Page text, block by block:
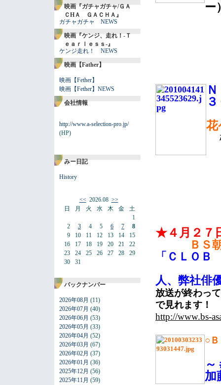
映画『ガチャガチャ/ＧＡ
ＣHＡ ＧＡＣＨＡ』
ガチャガチャ NEWS
映画『ケンジ、走れ！-Ｔ
ｅａｒｌｅｓｓ-』
ケンジ走れ！ NEWS
映画【Father】
映画【Fether】
映画【Fether】NEWS
会社情報
http://www.a-selection-pro.jp/
(HP)
みー日記
History
<<2026.08 >>
日
2
9
16
23
30
月
3
10
17
24
31
火
4
11
18
25
水
5
12
19
26
木
6
13
20
27
金
7
14
21
28
土
1
8
15
22
29
バックナンバー
2026年08月 (11)
2026年07月 (40)
2026年06月 (53)
2026年05月 (33)
2026年04月 (52)
2026年03月 (67)
2026年02月 (37)
2026年01月 (36)
2025年12月 (56)
2025年11月 (59)
ー
★４月２７
ＢＳ
「ＣＬＯ
人、弊社俳
放送が終わっ
で見れます！
http://www.bs-
○
加